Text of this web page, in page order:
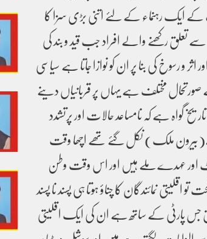
کے ایک رہنماء کے لئے اتنی بڑی سزا کا
رکھنے والے افراد جب قید و بند کی
و رسوخ کی بنا پر ان کو نوازا جاتا ہے سیاسی
مختلف ہے یہاں پر قربانیاں دینے
گواہ ہے کہ نامساعد حالات اور پرتشدد
سے(بیرون ملک) نکل گئے تھے اچھا وقت
اور عہدے ملے ہیں اور اس وقت وطن
نمائندگان کا چناؤ ہوتا ہی پسند نا پسند
جس پارٹی کے ساتھ ہے ان کی ایک اقلیتی